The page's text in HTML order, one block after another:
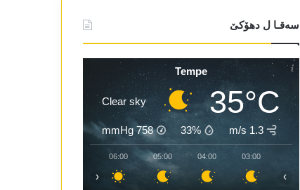
سەقـا ل دھۆکێ
Tempe
35°C
Clear sky
1.3 m/s
33%
758
mmHg
03:00
04:00
05:00
06:00
‹ ›